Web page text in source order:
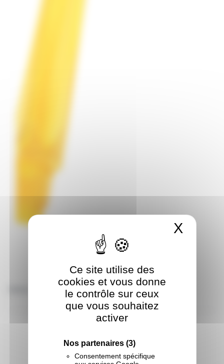
Ce site utilise des
cookies et vous donne
le contrôle sur ceux
que vous souhaitez
activer
Nos partenaires (3)
Consentement spécifique
X
Ailettes SOLO Aéro Core médium Jaune
10.96 € TTC